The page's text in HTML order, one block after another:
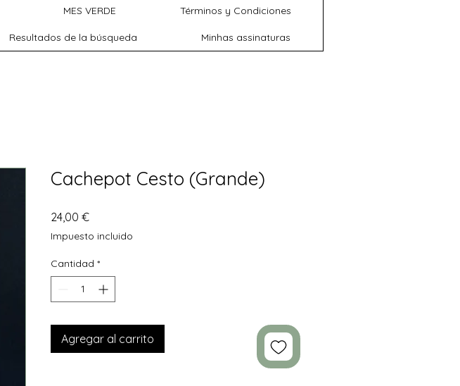
MES VERDE Términos y Condiciones
Resultados de la búsqueda Minhas assinaturas
Cachepot Cesto (Grande)
24,00 €Precio
Impuesto incluido
Cantidad *
Agregar al carrito